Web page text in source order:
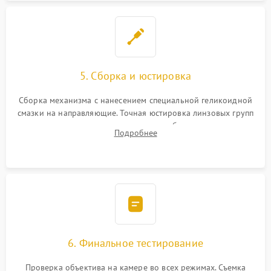
5. Сборка и юстировка
Сборка механизма с нанесением специальной геликоидной
смазки на направляющие. Точная юстировка линзовых групп
программным или механическим способом для устранения
бэк
Подробнее
6. Финальное тестирование
Проверка объектива на камере во всех режимах. Съемка